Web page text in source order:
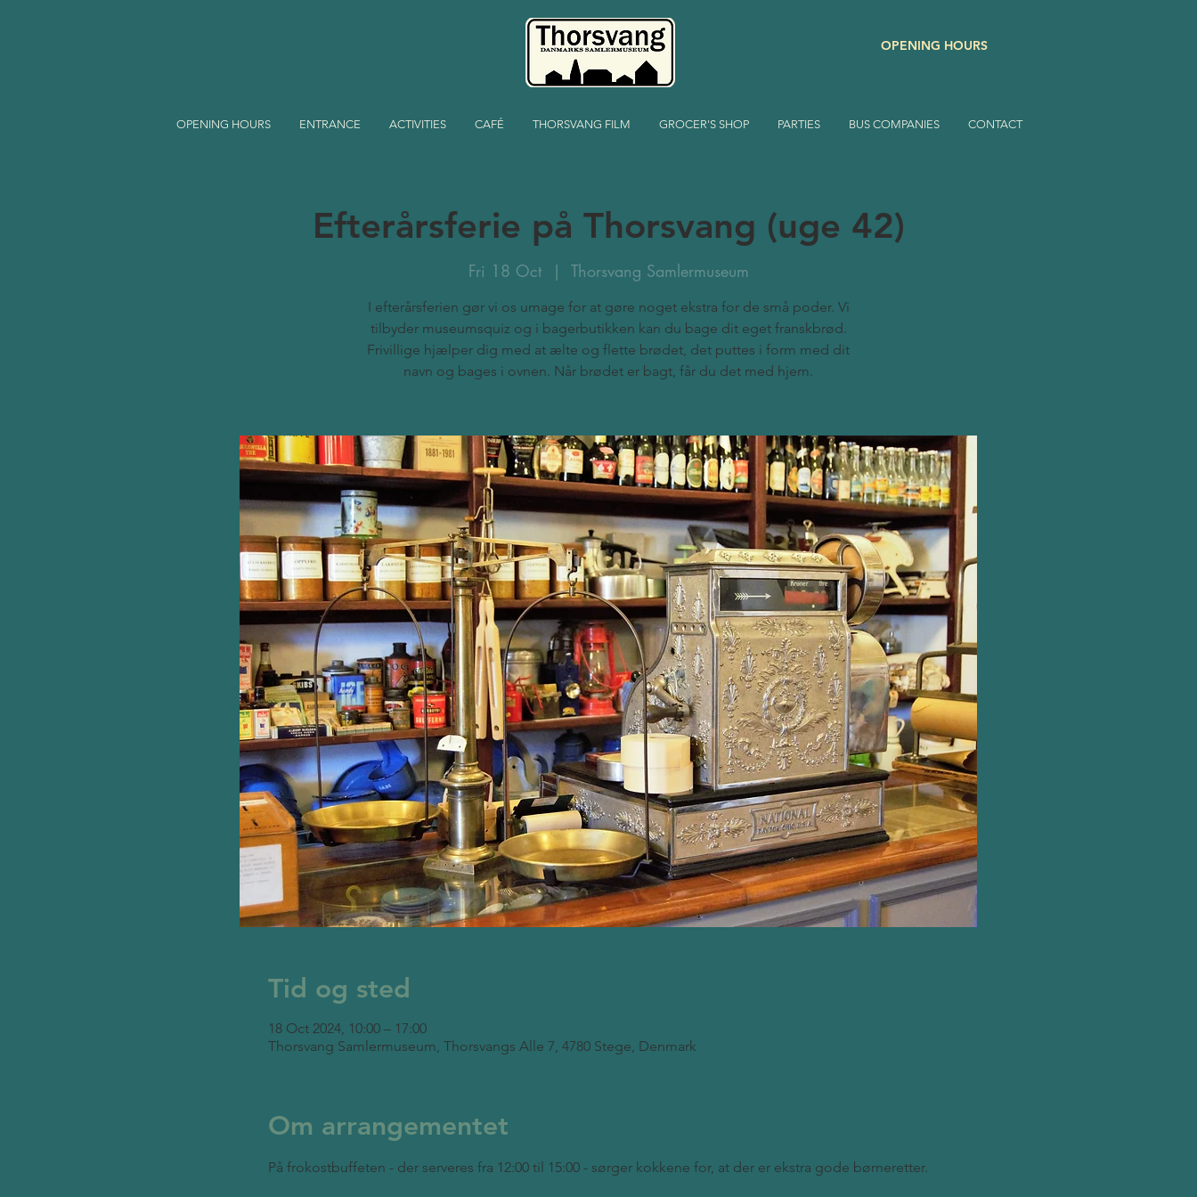
OPENING HOURS
OPENING HOURS ENTRANCE ACTIVITIES CAFÉ THORSVANG FILM GROCER'S SHOP PARTIES BUS COMPANIES CONTACT
Efterårsferie på Thorsvang (uge 42)
Fri 18 Oct
  |
Thorsvang Samlermuseum
I efterårsferien gør vi os umage for at gøre noget ekstra for de små poder. Vi
tilbyder museumsquiz og i bagerbutikken kan du bage dit eget franskbrød.
Frivillige hjælper dig med at ælte og flette brødet, det puttes i form med dit
navn og bages i ovnen. Når brødet er bagt, får du det med hjem.
Tid og sted
18 Oct 2024, 10:00 – 17:00
Thorsvang Samlermuseum, Thorsvangs Alle 7, 4780 Stege, Denmark
Om arrangementet
På frokostbuffeten - der serveres fra 12:00 til 15:00 - sørger kokkene for, at der er ekstra gode børneretter.